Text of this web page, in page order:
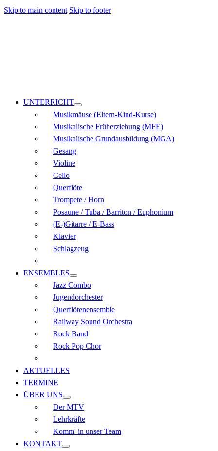
Skip to main content Skip to footer
UNTERRICHT
Musikmäuse (Eltern-Kind-Kurse)
Musikalische Früherziehung (MFE)
Musikalische Grundausbildung (MGA)
Gesang
Violine
Cello
Querflöte
Trompete / Horn
Posaune / Tuba / Barriton / Euphonium
(E-)Gitarre / E-Bass
Klavier
Schlagzeug
ENSEMBLES
Jazz Combo
Jugendorchester
Querflöten­ensemble
Railway Sound Orchestra
Rock Band
Rock Pop Chor
AKTUELLES
TERMINE
ÜBER UNS
Der MTV
Lehrkräfte
Komm' in unser Team
KONTAKT